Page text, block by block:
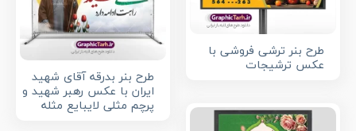
طرح بنر ترشی فروشی با
عکس ترشیجات
طرح بنر بدرقه آقای شهید
ایران با عکس رهبر شهید و
پرچم مثلی لایبایع مثله